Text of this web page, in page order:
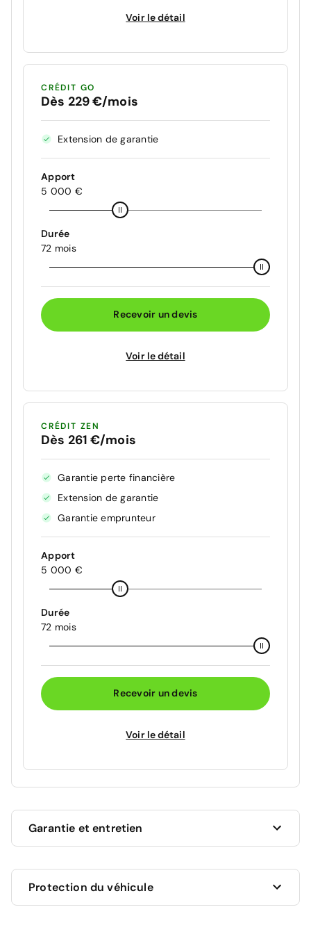
Voir le détail
CRÉDIT GO
Dès 229 €/mois
Extension de garantie
Apport
5 000 €
Durée
72 mois
Recevoir un devis
Voir le détail
CRÉDIT ZEN
Dès 261 €/mois
Garantie perte financière
Extension de garantie
Garantie emprunteur
Apport
5 000 €
Durée
72 mois
Recevoir un devis
Voir le détail
Garantie et entretien
mois à compter de la date de livraison.
Protection du véhicule